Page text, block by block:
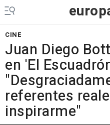
CINE
Juan Diego
en 'El
referentes
inspirarme"